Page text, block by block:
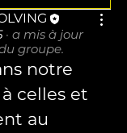
· a mis à jour
groupe.
notre
celles et
au